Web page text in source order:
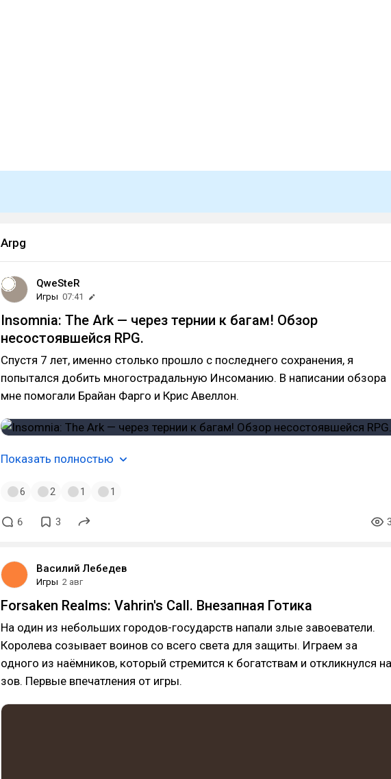
Arpg
QweSteR
Игры 07:41
Insomnia: The Ark — через тернии к багам! Обзор
несостоявшейся RPG.
Спустя 7 лет, именно столько прошло с последнего сохранения, я
попытался добить многострадальную Инсоманию. В написании обзора
мне помогали Брайан Фарго и Крис Авеллон.
Показать полностью
6 2 1 1
6 3
Василий Лебедев
Игры 2 авг
Forsaken Realms: Vahrin's Call. Внезапная Готика
На один из небольших городов-государств напали злые завоеватели.
Королева созывает воинов со всего света для защиты. Играем за
одного из наёмников, который стремится к богатствам и откликнулся на
зов. Первые впечатления от игры.